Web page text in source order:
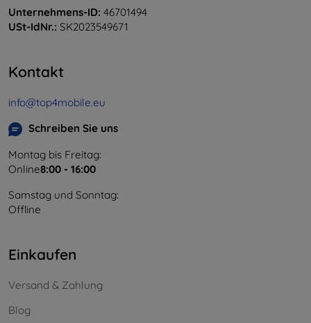
Unternehmens-ID: 46701494
USt-IdNr.: SK2023549671
Kontakt
info@top4mobile.eu
Schreiben Sie uns
Montag bis Freitag:
Online8:00 - 16:00
Samstag und Sonntag:
Offline
Einkaufen
Versand & Zahlung
Blog